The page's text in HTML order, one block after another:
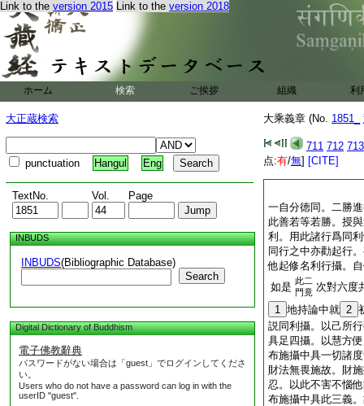
Link to the version 2015 Link to the version 2018
ホーム 検索 ご挨拶 組織 利
大正蔵検索
punctuation Hangul Eng
TextNo. Vol. Page
INBUDS
INBUDS(Bibliographic Database)
Search
Digital Dictionary of Buddhism
電子佛教辭典
パスワードがない場合は「guest」でログインしてくださ
い。
Users who do not have a password can log in with the
userID "guest".
大乘義章 (No. 1851_
711 712 713
点:有/無] [CITE]
一自分徳同。二勝
此善若等若勝。授
利。用此諸行爲同
同行之中亦勸起行
他起修名利行攝。
如是 此二
門竟 次對六度
1 地持論中就 2
説同利攝。以己所
具足四攝。以慧方
布施攝中具一切諸
財法無畏施故。財
忍。以此不害不惱
布施攝中具此三義